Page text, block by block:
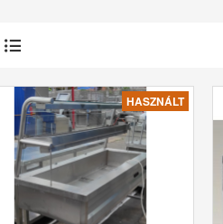
HASZNÁLT